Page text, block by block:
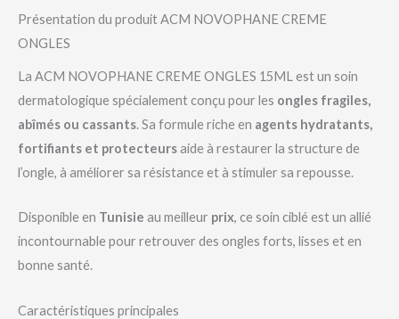
Présentation du produit ACM NOVOPHANE CREME
ONGLES
La ACM NOVOPHANE CREME ONGLES 15ML est un soin
dermatologique spécialement conçu pour les ongles fragiles,
abîmés ou cassants. Sa formule riche en agents hydratants,
fortifiants et protecteursaide à restaurer la structure de
l’ongle, à améliorer sa résistance et à stimuler sa repousse.
Disponible en Tunisie au meilleur prix, ce soin ciblé est un allié
incontournable pour retrouver des ongles forts, lisses et en
bonne santé.
Caractéristiques principales